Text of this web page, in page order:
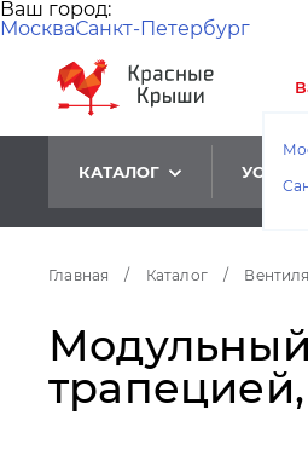
Ваш город:
МоскваСанкт-Петербург
КАТАЛОГ УСЛУГИ
Главная / Каталог /
Модульный